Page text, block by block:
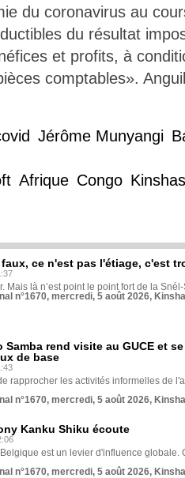
du coronavirus au
du résultat
et profits, à
comptables».
Jérôme Munyangi
Afrique Congo
faux, ce n'est pas l'étiage, c'est
Mais là n’est point le point fort de la
n°1670, mercredi, 5 août 2026,
Samba rend visite au GUCE et
de base
rapprocher les activités informelles de
n°1670, mercredi, 5 août 2026,
Kanku Shiku écoute
est un levier d'influence globale.
n°1670, mercredi, 5 août 2026,